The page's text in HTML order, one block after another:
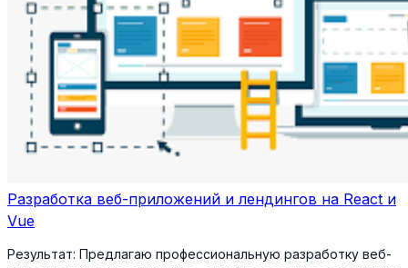
Разработка веб-приложений и лендингов на React и
Vue
Результат: Предлагаю профессиональную разработку веб-